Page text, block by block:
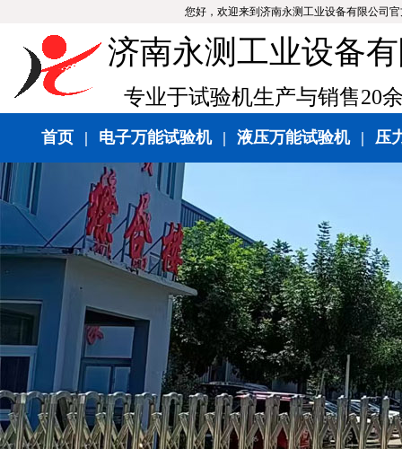
您好，欢迎来到济南永测工业设备有限公司
济南永测工业设备
专业于试验机生产与销售20
首页 | 电子万能试验机 | 液压万能试验机 | 压